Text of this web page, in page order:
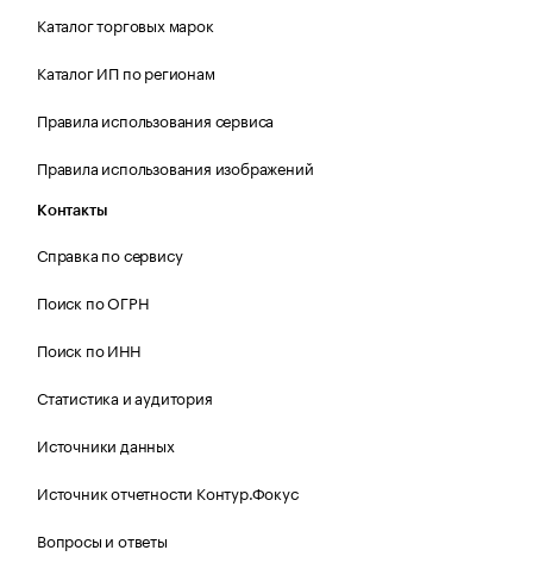
Каталог торговых марок
Каталог ИП по регионам
Правила использования сервиса
Правила использования изображений
Контакты
Справка по сервису
Поиск по ОГРН
Поиск по ИНН
Статистика и аудитория
Источники данных
Источник отчетности Контур.Фокус
Вопросы и ответы